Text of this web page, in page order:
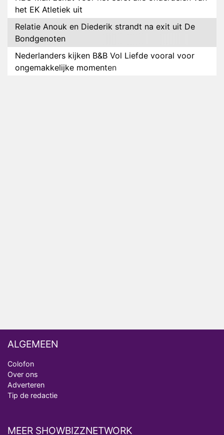
het EK Atletiek uit
Relatie Anouk en Diederik strandt na exit uit De
Bondgenoten
Nederlanders kijken B&B Vol Liefde vooral voor
ongemakkelijke momenten
ALGEMEEN
Colofon
Over ons
Adverteren
Tip de redactie
MEER SHOWBIZZNETWORK